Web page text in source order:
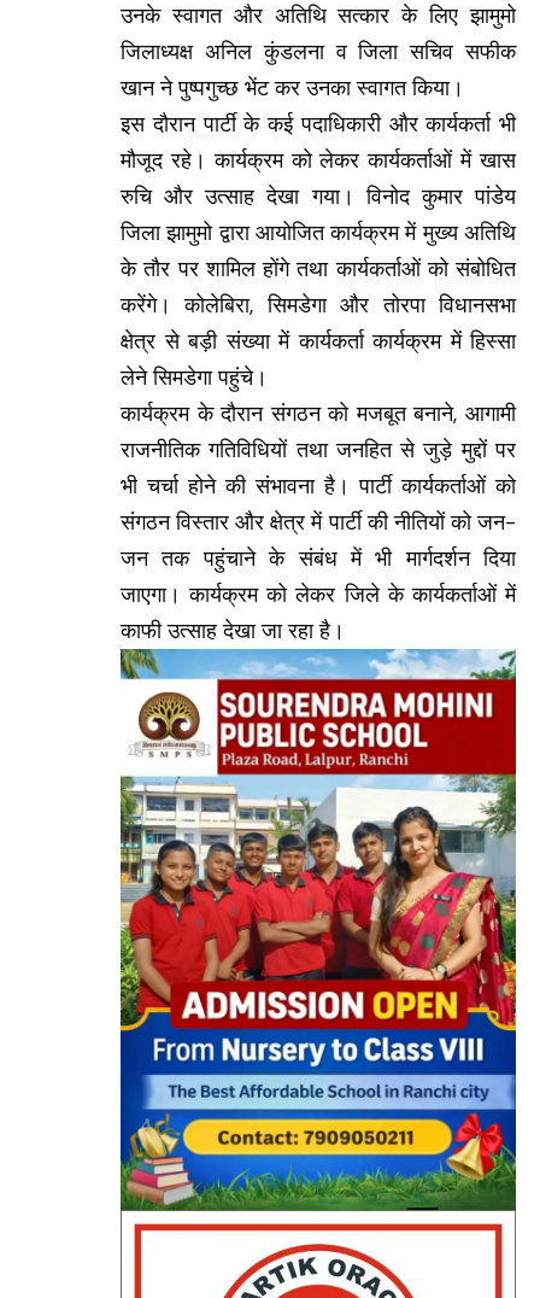
उनके स्वागत और अतिथि सत्कार के लिए झामुमो
जिलाध्यक्ष अनिल कुंडलना व जिला सचिव सफीक
खान ने पुष्पगुच्छ भेंट कर उनका स्वागत किया।
इस दौरान पार्टी के कई पदाधिकारी और कार्यकर्ता भी
मौजूद रहे। कार्यक्रम को लेकर कार्यकर्ताओं में खास
रुचि और उत्साह देखा गया। विनोद कुमार पांडेय
जिला झामुमो द्वारा आयोजित कार्यक्रम में मुख्य अतिथि
के तौर पर शामिल होंगे तथा कार्यकर्ताओं को संबोधित
करेंगे। कोलेबिरा, सिमडेगा और तोरपा विधानसभा
क्षेत्र से बड़ी संख्या में कार्यकर्ता कार्यक्रम में हिस्सा
लेने सिमडेगा पहुंचे।
कार्यक्रम के दौरान संगठन को मजबूत बनाने, आगामी
राजनीतिक गतिविधियों तथा जनहित से जुड़े मुद्दों पर
भी चर्चा होने की संभावना है। पार्टी कार्यकर्ताओं को
संगठन विस्तार और क्षेत्र में पार्टी की नीतियों को जन-
जन तक पहुंचाने के संबंध में भी मार्गदर्शन दिया
जाएगा। कार्यक्रम को लेकर जिले के कार्यकर्ताओं में
काफी उत्साह देखा जा रहा है।